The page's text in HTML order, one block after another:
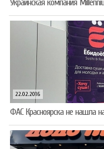
Украинская компания
22.02.2016
ФАС Красноярска не нашла